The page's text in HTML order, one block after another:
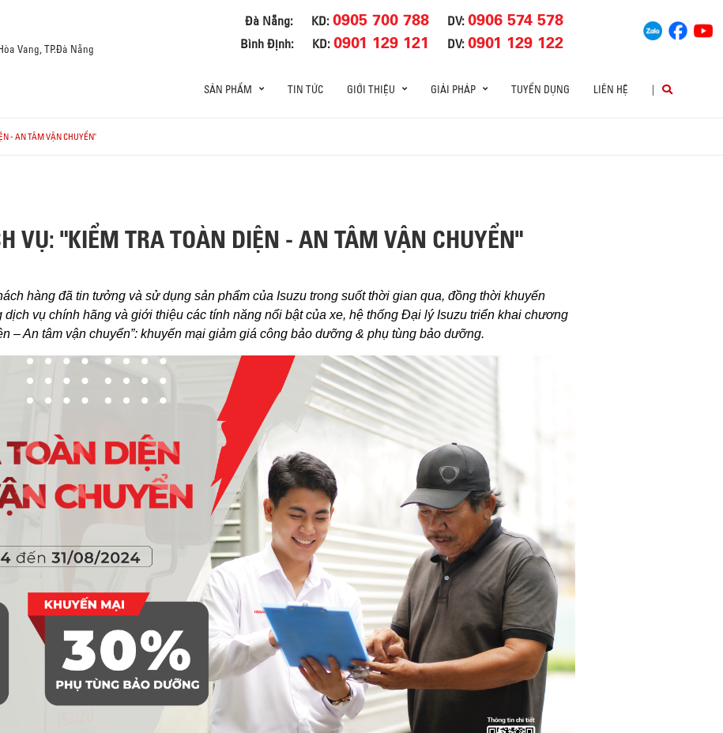
Đà Nẵng: KD:0905 700 788 DV:0906 574 578
Bình Định: KD:0901 129 121 DV:0901 129 122
Vang, TP.Đà Nẵng
SẢN PHẨM TIN TỨC GIỚI THIỆU GIẢI PHÁP TUYỂN DỤNG LIÊN HỆ |
- AN TÂM VẬN CHUYỂN"
VỤ: "KIỂM TRA TOÀN DIỆN - AN TÂM VẬN CHUYỂN"
hàng đã tin tưởng và sử dụng sản phẩm của Isuzu trong suốt thời gian qua, đồng thời khuyến
vụ chính hãng và giới thiệu các tính năng nổi bật của xe, hệ thống Đại lý Isuzu triển khai chương
– An tâm vận chuyển”: khuyến mại giảm giá công bảo dưỡng & phụ tùng bảo dưỡng.